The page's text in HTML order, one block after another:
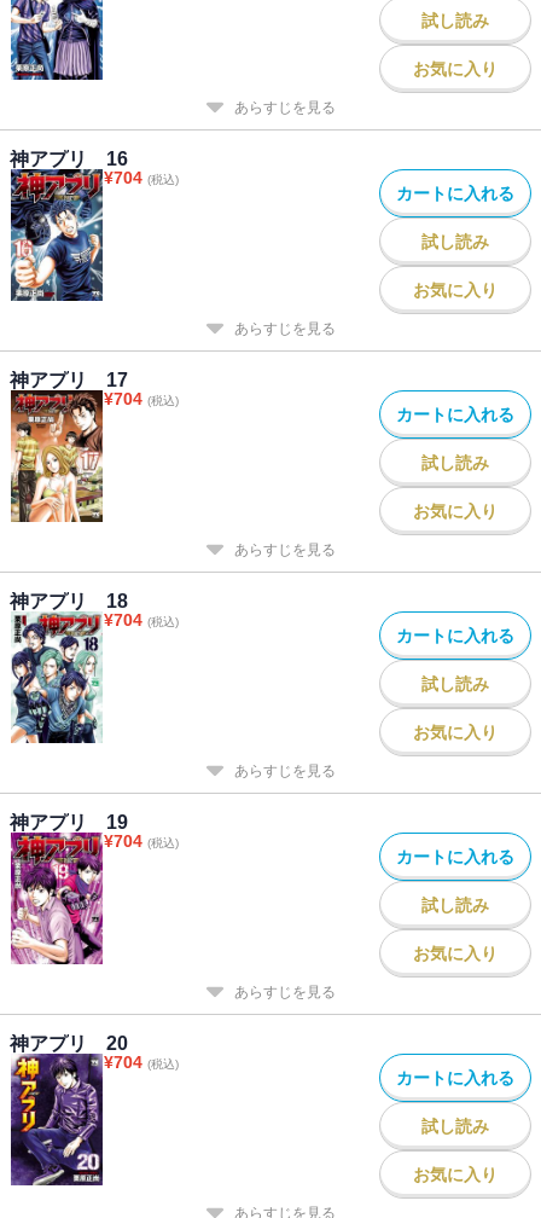
試し読み
お気に入り
あらすじを見る
神アプリ 16
¥704 (税込)
カートに入れる
試し読み
お気に入り
あらすじを見る
神アプリ 17
¥704 (税込)
カートに入れる
試し読み
お気に入り
あらすじを見る
神アプリ 18
¥704 (税込)
カートに入れる
試し読み
お気に入り
あらすじを見る
神アプリ 19
¥704 (税込)
カートに入れる
試し読み
お気に入り
あらすじを見る
神アプリ 20
¥704 (税込)
カートに入れる
試し読み
お気に入り
あらすじを見る